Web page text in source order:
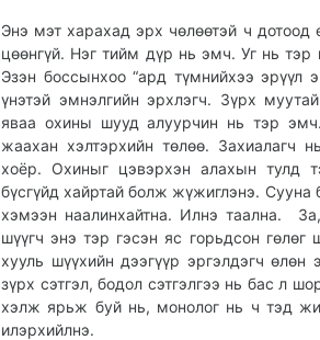
Энэ мэт харахад эрх чөлөөтэй ч дотоод
цөөнгүй. Нэг тийм дүр нь эмч. Уг нь
Эзэн боссынхоо “ард түмнийхээ эрүүл
үнэтэй эмнэлгийн эрхлэгч. Зүрх
яваа охины шууд алуурчин нь тэр
жаахан хэлтэрхийн төлөө. Захиалагч
хоёр. Охиныг цэвэрхэн алахын тулд
бүсгүйд хайртай болж жүжиглэнэ.
хэмээн наалинхайтна. Илнэ таална.
шүүгч энэ тэр гэсэн яс горьдсон
хууль шүүхийн дээгүүр эргэлдэгч
зүрх сэтгэл, бодол сэтгэлгээ нь бас л
хэлж ярьж буй нь, монолог нь ч тэд
илэрхийлнэ.